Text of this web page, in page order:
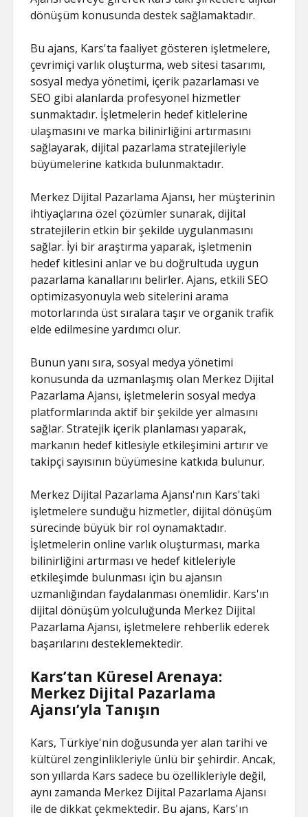
dönüşüm konusunda destek sağlamaktadır.
Bu ajans, Kars'ta faaliyet gösteren işletmelere,
çevrimiçi varlık oluşturma, web sitesi tasarımı,
sosyal medya yönetimi, içerik pazarlaması ve
SEO gibi alanlarda profesyonel hizmetler
sunmaktadır. İşletmelerin hedef kitlelerine
ulaşmasını ve marka bilinirliğini artırmasını
sağlayarak, dijital pazarlama stratejileriyle
büyümelerine katkıda bulunmaktadır.
Merkez Dijital Pazarlama Ajansı, her müşterinin
ihtiyaçlarına özel çözümler sunarak, dijital
stratejilerin etkin bir şekilde uygulanmasını
sağlar. İyi bir araştırma yaparak, işletmenin
hedef kitlesini anlar ve bu doğrultuda uygun
pazarlama kanallarını belirler. Ajans, etkili SEO
optimizasyonuyla web sitelerini arama
motorlarında üst sıralara taşır ve organik trafik
elde edilmesine yardımcı olur.
Bunun yanı sıra, sosyal medya yönetimi
konusunda da uzmanlaşmış olan Merkez Dijital
Pazarlama Ajansı, işletmelerin sosyal medya
platformlarında aktif bir şekilde yer almasını
sağlar. Stratejik içerik planlaması yaparak,
markanın hedef kitlesiyle etkileşimini artırır ve
takipçi sayısının büyümesine katkıda bulunur.
Merkez Dijital Pazarlama Ajansı'nın Kars'taki
işletmelere sunduğu hizmetler, dijital dönüşüm
sürecinde büyük bir rol oynamaktadır.
İşletmelerin online varlık oluşturması, marka
bilinirliğini artırması ve hedef kitleleriyle
etkileşimde bulunması için bu ajansın
uzmanlığından faydalanması önemlidir. Kars'ın
dijital dönüşüm yolculuğunda Merkez Dijital
Pazarlama Ajansı, işletmelere rehberlik ederek
başarılarını desteklemektedir.
Kars’tan Küresel Arenaya:
Merkez Dijital Pazarlama
Ajansı’yla Tanışın
Kars, Türkiye'nin doğusunda yer alan tarihi ve
kültürel zenginlikleriyle ünlü bir şehirdir. Ancak,
son yıllarda Kars sadece bu özellikleriyle değil,
aynı zamanda Merkez Dijital Pazarlama Ajansı
ile de dikkat çekmektedir. Bu ajans, Kars'ın